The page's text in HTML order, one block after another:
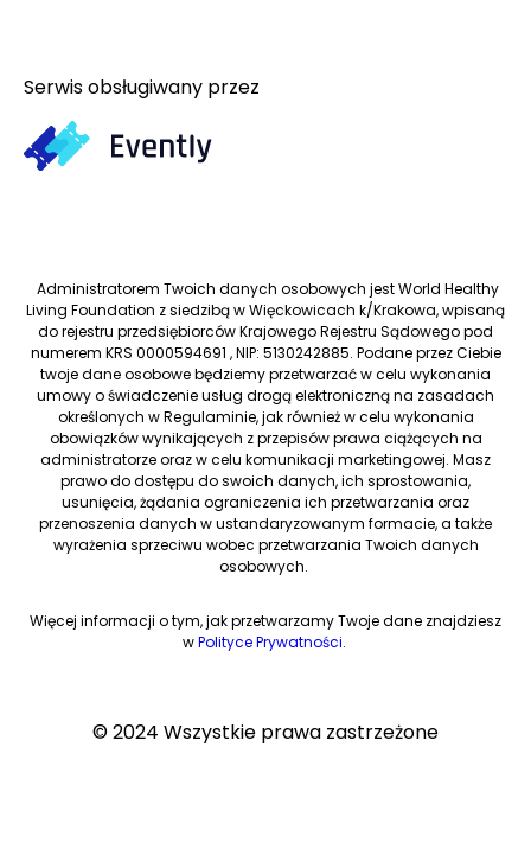
Serwis obsługiwany przez
Administratorem Twoich danych osobowych jest World Healthy
Living Foundation z siedzibą w Więckowicach k/Krakowa, wpisaną
do rejestru przedsiębiorców Krajowego Rejestru Sądowego pod
numerem KRS 0000594691 , NIP: 5130242885. Podane przez Ciebie
twoje dane osobowe będziemy przetwarzać w celu wykonania
umowy o świadczenie usług drogą elektroniczną na zasadach
określonych w Regulaminie, jak również w celu wykonania
obowiązków wynikających z przepisów prawa ciążących na
administratorze oraz w celu komunikacji marketingowej. Masz
prawo do dostępu do swoich danych, ich sprostowania,
usunięcia, żądania ograniczenia ich przetwarzania oraz
przenoszenia danych w ustandaryzowanym formacie, a także
wyrażenia sprzeciwu wobec przetwarzania Twoich danych
osobowych.
Więcej informacji o tym, jak przetwarzamy Twoje dane znajdziesz
wPolityce Prywatności.
© 2024 Wszystkie prawa zastrzeżone